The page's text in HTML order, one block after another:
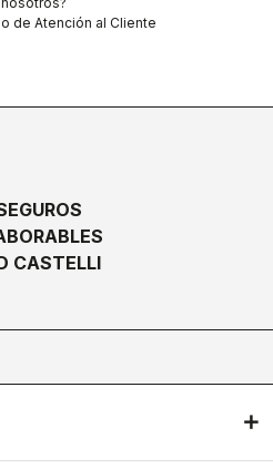
de Atención al Cliente
CASTELLI